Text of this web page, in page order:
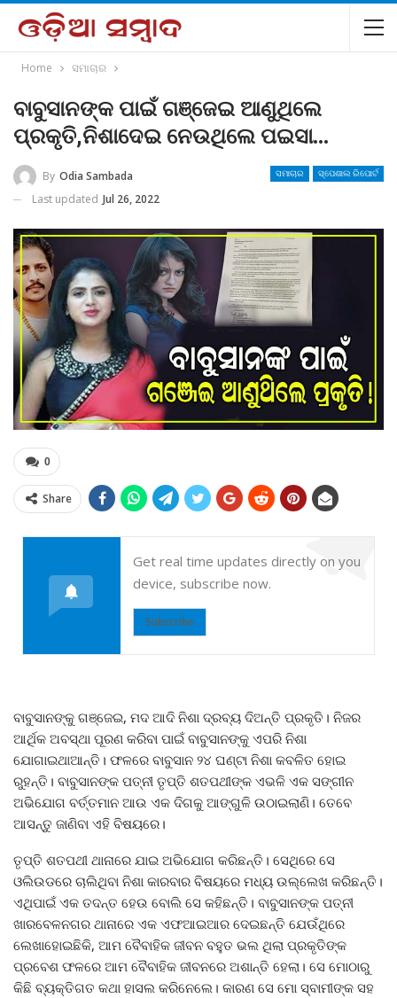
Home ସମାଚାର
ବାବୁସାନଙ୍କ ପାଇଁ ଗଞ୍ଜେଇ ଆଣୁଥିଲେ
ପ୍ରକୃତି,ନିଶାଦେଇ ନେଉଥିଲେ ପଇସା…
ସମାଚାର ସ୍ପେଶାଲ ରିପୋର୍ଟ
By Odia Sambada
Last updated Jul 26, 2022
0
Share
Get real time updates directly on you
device, subscribe now.
Subscribe
ବାବୁସାନଙ୍କୁ ଗଞ୍ଜେଇ, ମଦ ଆଦି ନିଶା ଦ୍ରବ୍ୟ ଦିଅନ୍ତି ପ୍ରକୃତି। ନିଜର
ଆର୍ଥିକ ଅବସ୍ଥା ପୂରଣ କରିବା ପାଇଁ ବାବୁସାନଙ୍କୁ ଏପରି ନିଶା
ଯୋଗାଇଥାଆନ୍ତି। ଫଳରେ ବାବୁସାନ ୨୪ ଘଣ୍ଟା ନିଶା କବଳିତ ହୋଇ
ରୁହନ୍ତି। ବାବୁସାନଙ୍କ ପତ୍ନୀ ତୃପ୍ତି ଶତପଥୀଙ୍କ ଏଭଳି ଏକ ସଙ୍ଗୀନ
ଅଭିଯୋଗ ବର୍ତ୍ତମାନ ଆଉ ଏକ ଦିଗକୁ ଆଙ୍ଗୁଳି ଉଠାଇଲାଣି। ତେବେ
ଆସନ୍ତୁ ଜାଣିବା ଏହି ବିଷୟରେ।
ତୃପ୍ତି ଶତପଥୀ ଥାନାରେ ଯାଇ ଅଭିଯୋଗ କରିଛନ୍ତି। ସେଥିରେ ସେ
ଓଲିଉଡରେ ଚାଲିଥିବା ନିଶା କାରବାର ବିଷୟରେ ମଧ୍ୟ ଉଲ୍ଲେଖ କରିଛନ୍ତି।
ଏଥିପାଇଁ ଏକ ତଦନ୍ତ ହେଉ ବୋଲି ସେ କହିଛନ୍ତି। ବାବୁସାନଙ୍କ ପତ୍ନୀ
ଖାରବେଳନଗର ଥାନାରେ ଏକ ଏଫଆଇଆର ଦେଇଛନ୍ତି ଯେଉଁଥିରେ
ଲେଖାହୋଇଛିକି, ଆମ ବୈବାହିକ ଜୀବନ ବହୁତ ଭଲ ଥିଲା ପ୍ରକୃତିଙ୍କ
ପ୍ରବେଶ ଫଳରେ ଆମ ବୈବାହିକ ଜୀବନରେ ଅଶାନ୍ତି ହେଲା। ସେ ମୋଠାରୁ
କିଛି ବ୍ୟକ୍ତିଗତ କଥା ହାସଲ କରିନେଲେ। କାରଣ ସେ ମୋ ସ୍ବାମୀଙ୍କ ସହ